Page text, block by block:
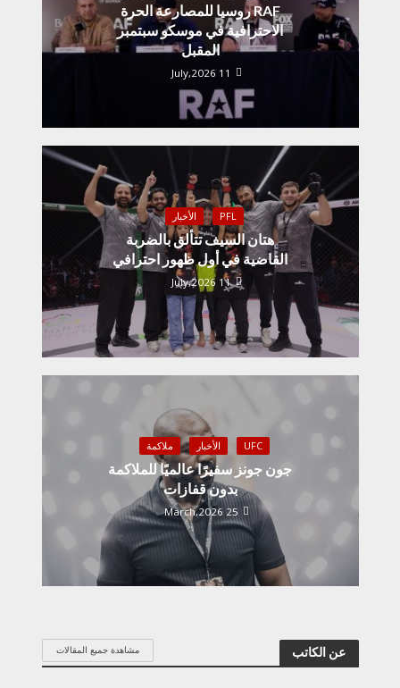
RAF روسيا للمصارعة الحرة
الاحترافية في موسكو سبتمبر
المقبل
11 July,2026
PFL الأخبار
هتان السيف تتألق بالضربة
القاضية في أول ظهور احترافي
11 July,2026
UFC الأخبار ملاكمة
جون جونز سفيرًا عالميًا للملاكمة
بدون قفازات
25 March,2026
عن الكاتب مشاهدة جميع المقالات